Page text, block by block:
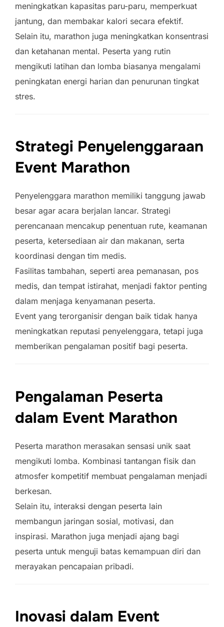
meningkatkan kapasitas paru-paru, memperkuat
jantung, dan membakar kalori secara efektif.
Selain itu, marathon juga meningkatkan konsentrasi
dan ketahanan mental. Peserta yang rutin
mengikuti latihan dan lomba biasanya mengalami
peningkatan energi harian dan penurunan tingkat
stres.
Strategi Penyelenggaraan
Event Marathon
Penyelenggara marathon memiliki tanggung jawab
besar agar acara berjalan lancar. Strategi
perencanaan mencakup penentuan rute, keamanan
peserta, ketersediaan air dan makanan, serta
koordinasi dengan tim medis.
Fasilitas tambahan, seperti area pemanasan, pos
medis, dan tempat istirahat, menjadi faktor penting
dalam menjaga kenyamanan peserta.
Event yang terorganisir dengan baik tidak hanya
meningkatkan reputasi penyelenggara, tetapi juga
memberikan pengalaman positif bagi peserta.
Pengalaman Peserta
dalam Event Marathon
Peserta marathon merasakan sensasi unik saat
mengikuti lomba. Kombinasi tantangan fisik dan
atmosfer kompetitif membuat pengalaman menjadi
berkesan.
Selain itu, interaksi dengan peserta lain
membangun jaringan sosial, motivasi, dan
inspirasi. Marathon juga menjadi ajang bagi
peserta untuk menguji batas kemampuan diri dan
merayakan pencapaian pribadi.
Inovasi dalam Event